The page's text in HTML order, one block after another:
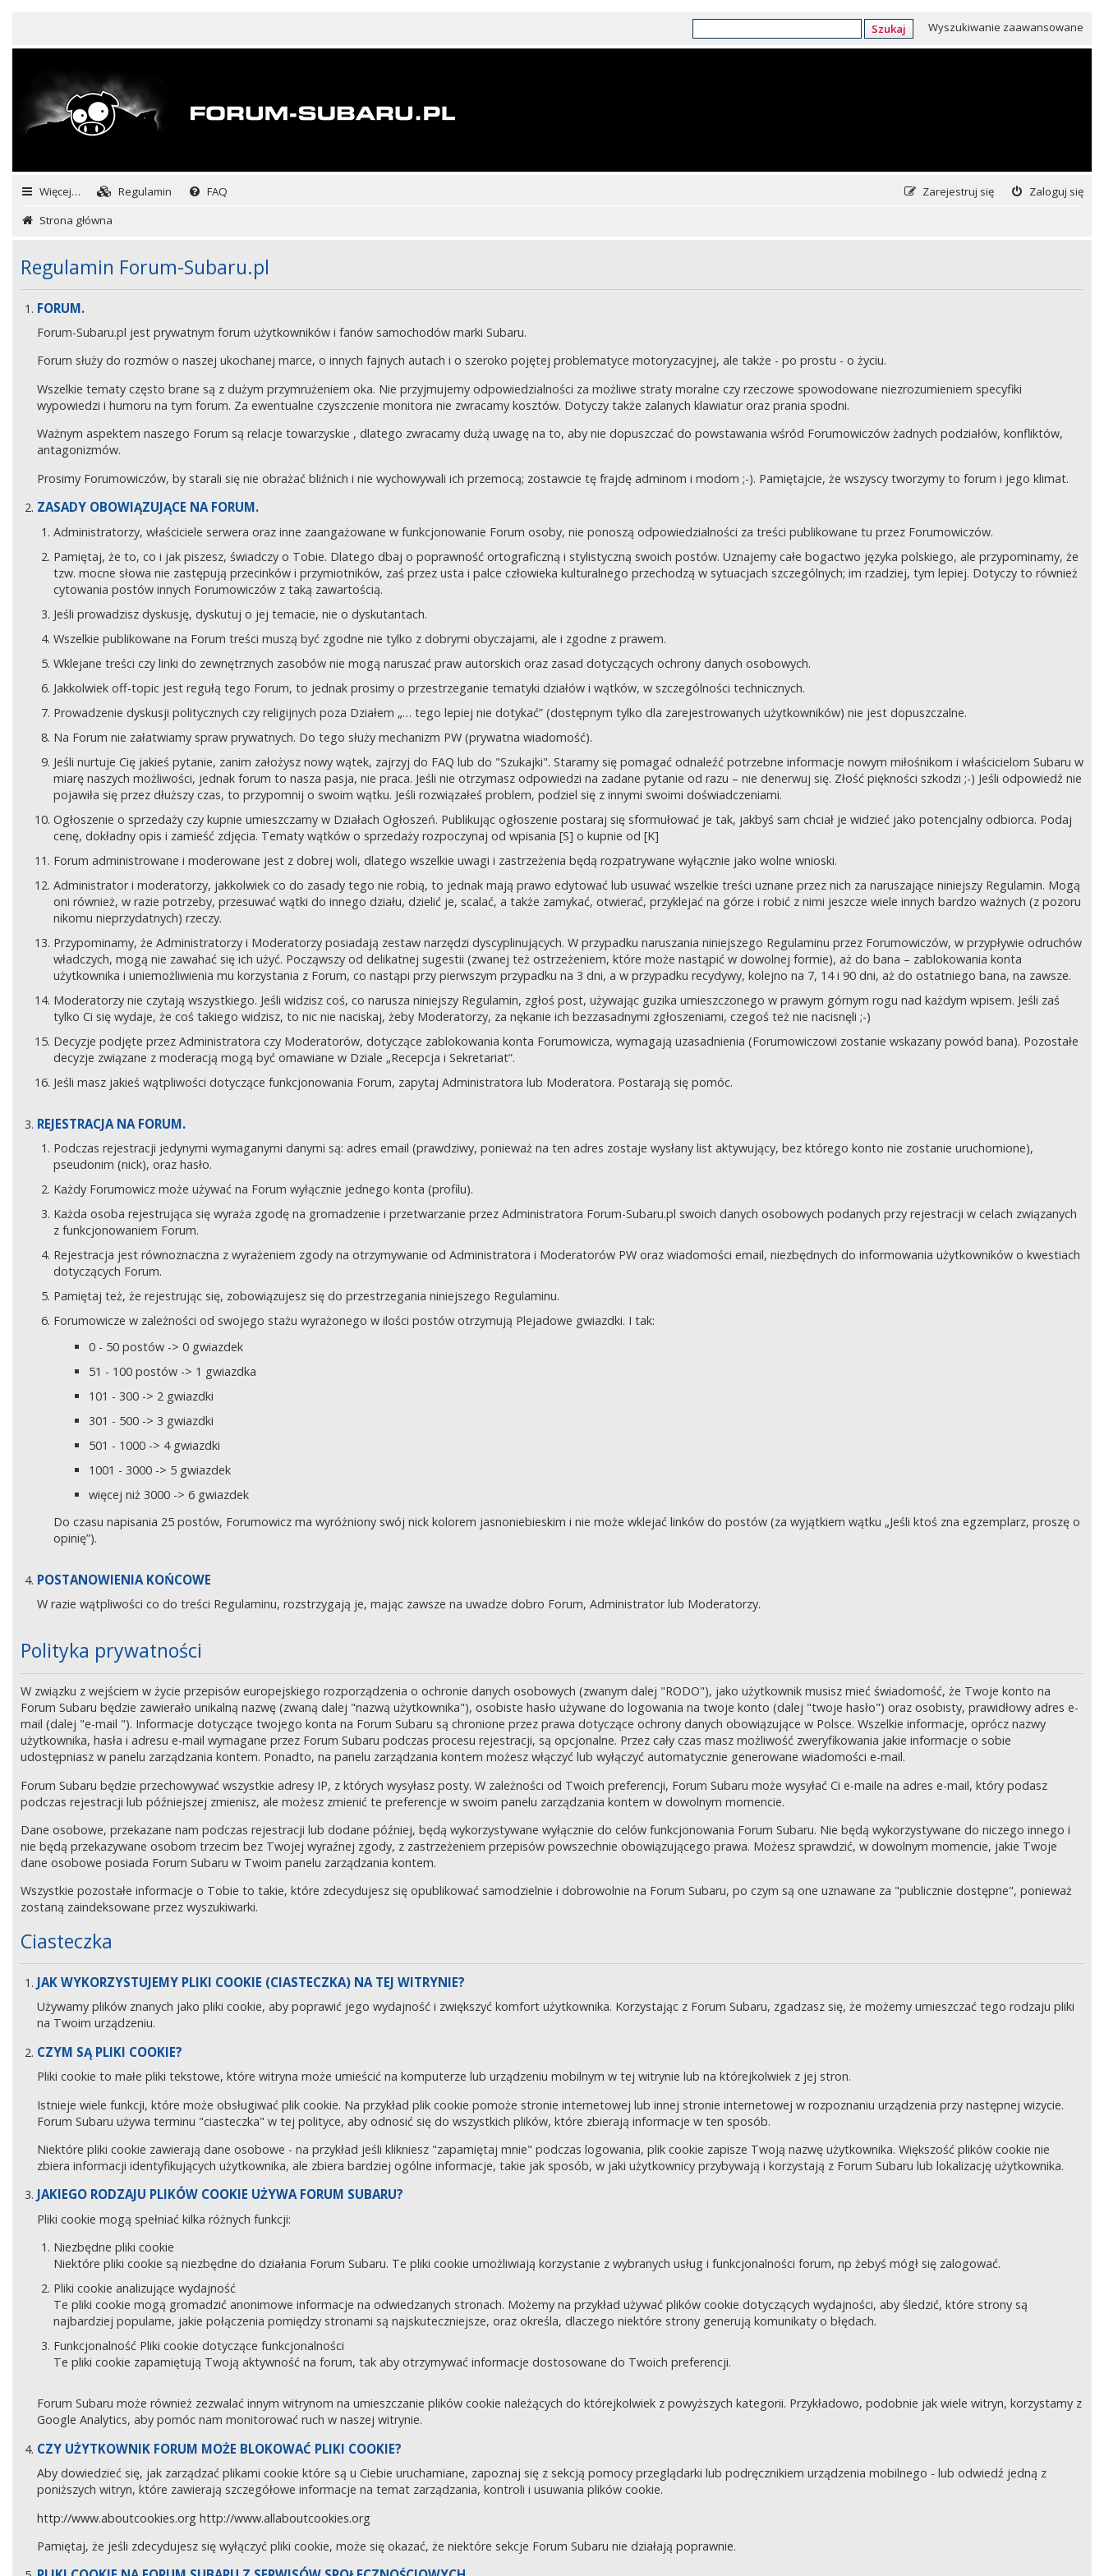
Szukaj Wyszukiwanie zaawansowane
Więcej… Regulamin FAQ Zaloguj się
Zarejestruj się
Strona główna
Regulamin Forum-Subaru.pl
FORUM.
Forum-Subaru.pl jest prywatnym forum użytkowników i fanów samochodów marki Subaru.
Forum służy do rozmów o naszej ukochanej marce, o innych fajnych autach i o szeroko pojętej problematyce motoryzacyjnej, ale także - po prostu - o życiu.
Wszelkie tematy często brane są z dużym przymrużeniem oka. Nie przyjmujemy odpowiedzialności za możliwe straty moralne czy rzeczowe spowodowane niezrozumieniem specyfiki
wypowiedzi i humoru na tym forum. Za ewentualne czyszczenie monitora nie zwracamy kosztów. Dotyczy także zalanych klawiatur oraz prania spodni.
Ważnym aspektem naszego Forum są relacje towarzyskie , dlatego zwracamy dużą uwagę na to, aby nie dopuszczać do powstawania wśród Forumowiczów żadnych podziałów, konfliktów,
antagonizmów.
Prosimy Forumowiczów, by starali się nie obrażać bliźnich i nie wychowywali ich przemocą; zostawcie tę frajdę adminom i modom ;-). Pamiętajcie, że wszyscy tworzymy to forum i jego klimat.
ZASADY OBOWIĄZUJĄCE NA FORUM.
Administratorzy, właściciele serwera oraz inne zaangażowane w funkcjonowanie Forum osoby, nie ponoszą odpowiedzialności za treści publikowane tu przez Forumowiczów.
Pamiętaj, że to, co i jak piszesz, świadczy o Tobie. Dlatego dbaj o poprawność ortograficzną i stylistyczną swoich postów. Uznajemy całe bogactwo języka polskiego, ale przypominamy, że
tzw. mocne słowa nie zastępują przecinków i przymiotników, zaś przez usta i palce człowieka kulturalnego przechodzą w sytuacjach szczególnych; im rzadziej, tym lepiej. Dotyczy to również
cytowania postów innych Forumowiczów z taką zawartością.
Jeśli prowadzisz dyskusję, dyskutuj o jej temacie, nie o dyskutantach.
Wszelkie publikowane na Forum treści muszą być zgodne nie tylko z dobrymi obyczajami, ale i zgodne z prawem.
Wklejane treści czy linki do zewnętrznych zasobów nie mogą naruszać praw autorskich oraz zasad dotyczących ochrony danych osobowych.
Jakkolwiek off-topic jest regułą tego Forum, to jednak prosimy o przestrzeganie tematyki działów i wątków, w szczególności technicznych.
Prowadzenie dyskusji politycznych czy religijnych poza Działem „… tego lepiej nie dotykać” (dostępnym tylko dla zarejestrowanych użytkowników) nie jest dopuszczalne.
Na Forum nie załatwiamy spraw prywatnych. Do tego służy mechanizm PW (prywatna wiadomość).
Jeśli nurtuje Cię jakieś pytanie, zanim założysz nowy wątek, zajrzyj do FAQ lub do "Szukajki". Staramy się pomagać odnaleźć potrzebne informacje nowym miłośnikom i właścicielom Subaru w
miarę naszych możliwości, jednak forum to nasza pasja, nie praca. Jeśli nie otrzymasz odpowiedzi na zadane pytanie od razu – nie denerwuj się. Złość piękności szkodzi ;-) Jeśli odpowiedź nie
pojawiła się przez dłuższy czas, to przypomnij o swoim wątku. Jeśli rozwiązałeś problem, podziel się z innymi swoimi doświadczeniami.
Ogłoszenie o sprzedaży czy kupnie umieszczamy w Działach Ogłoszeń. Publikując ogłoszenie postaraj się sformułować je tak, jakbyś sam chciał je widzieć jako potencjalny odbiorca. Podaj
cenę, dokładny opis i zamieść zdjęcia. Tematy wątków o sprzedaży rozpoczynaj od wpisania [S] o kupnie od [K]
Forum administrowane i moderowane jest z dobrej woli, dlatego wszelkie uwagi i zastrzeżenia będą rozpatrywane wyłącznie jako wolne wnioski.
Administrator i moderatorzy, jakkolwiek co do zasady tego nie robią, to jednak mają prawo edytować lub usuwać wszelkie treści uznane przez nich za naruszające niniejszy Regulamin. Mogą
oni również, w razie potrzeby, przesuwać wątki do innego działu, dzielić je, scalać, a także zamykać, otwierać, przyklejać na górze i robić z nimi jeszcze wiele innych bardzo ważnych (z pozoru
nikomu nieprzydatnych) rzeczy.
Przypominamy, że Administratorzy i Moderatorzy posiadają zestaw narzędzi dyscyplinujących. W przypadku naruszania niniejszego Regulaminu przez Forumowiczów, w przypływie odruchów
władczych, mogą nie zawahać się ich użyć. Począwszy od delikatnej sugestii (zwanej też ostrzeżeniem, które może nastąpić w dowolnej formie), aż do bana – zablokowania konta
użytkownika i uniemożliwienia mu korzystania z Forum, co nastąpi przy pierwszym przypadku na 3 dni, a w przypadku recydywy, kolejno na 7, 14 i 90 dni, aż do ostatniego bana, na zawsze.
Moderatorzy nie czytają wszystkiego. Jeśli widzisz coś, co narusza niniejszy Regulamin, zgłoś post, używając guzika umieszczonego w prawym górnym rogu nad każdym wpisem. Jeśli zaś
tylko Ci się wydaje, że coś takiego widzisz, to nic nie naciskaj, żeby Moderatorzy, za nękanie ich bezzasadnymi zgłoszeniami, czegoś też nie nacisnęli ;-)
Decyzje podjęte przez Administratora czy Moderatorów, dotyczące zablokowania konta Forumowicza, wymagają uzasadnienia (Forumowiczowi zostanie wskazany powód bana). Pozostałe
decyzje związane z moderacją mogą być omawiane w Dziale „Recepcja i Sekretariat”.
Jeśli masz jakieś wątpliwości dotyczące funkcjonowania Forum, zapytaj Administratora lub Moderatora. Postarają się pomóc.
REJESTRACJA NA FORUM.
Podczas rejestracji jedynymi wymaganymi danymi są: adres email (prawdziwy, ponieważ na ten adres zostaje wysłany list aktywujący, bez którego konto nie zostanie uruchomione),
pseudonim (nick), oraz hasło.
Każdy Forumowicz może używać na Forum wyłącznie jednego konta (profilu).
Każda osoba rejestrująca się wyraża zgodę na gromadzenie i przetwarzanie przez Administratora Forum-Subaru.pl swoich danych osobowych podanych przy rejestracji w celach związanych
z funkcjonowaniem Forum.
Rejestracja jest równoznaczna z wyrażeniem zgody na otrzymywanie od Administratora i Moderatorów PW oraz wiadomości email, niezbędnych do informowania użytkowników o kwestiach
dotyczących Forum.
Pamiętaj też, że rejestrując się, zobowiązujesz się do przestrzegania niniejszego Regulaminu.
Forumowicze w zależności od swojego stażu wyrażonego w ilości postów otrzymują Plejadowe gwiazdki. I tak:
0 - 50 postów -> 0 gwiazdek
51 - 100 postów -> 1 gwiazdka
101 - 300 -> 2 gwiazdki
301 - 500 -> 3 gwiazdki
501 - 1000 -> 4 gwiazdki
1001 - 3000 -> 5 gwiazdek
więcej niż 3000 -> 6 gwiazdek
Do czasu napisania 25 postów, Forumowicz ma wyróżniony swój nick kolorem jasnoniebieskim i nie może wklejać linków do postów (za wyjątkiem wątku „Jeśli ktoś zna egzemplarz, proszę o
opinię”).
POSTANOWIENIA KOŃCOWE
W razie wątpliwości co do treści Regulaminu, rozstrzygają je, mając zawsze na uwadze dobro Forum, Administrator lub Moderatorzy.
Polityka prywatności
W związku z wejściem w życie przepisów europejskiego rozporządzenia o ochronie danych osobowych (zwanym dalej "RODO"), jako użytkownik musisz mieć świadomość, że Twoje konto na
Forum Subaru będzie zawierało unikalną nazwę (zwaną dalej "nazwą użytkownika"), osobiste hasło używane do logowania na twoje konto (dalej "twoje hasło") oraz osobisty, prawidłowy adres e-
mail (dalej "e-mail "). Informacje dotyczące twojego konta na Forum Subaru są chronione przez prawa dotyczące ochrony danych obowiązujące w Polsce. Wszelkie informacje, oprócz nazwy
użytkownika, hasła i adresu e-mail wymagane przez Forum Subaru podczas procesu rejestracji, są opcjonalne. Przez cały czas masz możliwość zweryfikowania jakie informacje o sobie
udostępniasz w panelu zarządzania kontem. Ponadto, na panelu zarządzania kontem możesz włączyć lub wyłączyć automatycznie generowane wiadomości e-mail.
Forum Subaru będzie przechowywać wszystkie adresy IP, z których wysyłasz posty. W zależności od Twoich preferencji, Forum Subaru może wysyłać Ci e-maile na adres e-mail, który podasz
podczas rejestracji lub późniejszej zmienisz, ale możesz zmienić te preferencje w swoim panelu zarządzania kontem w dowolnym momencie.
Dane osobowe, przekazane nam podczas rejestracji lub dodane później, będą wykorzystywane wyłącznie do celów funkcjonowania Forum Subaru. Nie będą wykorzystywane do niczego innego i
nie będą przekazywane osobom trzecim bez Twojej wyraźnej zgody, z zastrzeżeniem przepisów powszechnie obowiązującego prawa. Możesz sprawdzić, w dowolnym momencie, jakie Twoje
dane osobowe posiada Forum Subaru w Twoim panelu zarządzania kontem.
Wszystkie pozostałe informacje o Tobie to takie, które zdecydujesz się opublikować samodzielnie i dobrowolnie na Forum Subaru, po czym są one uznawane za "publicznie dostępne", ponieważ
zostaną zaindeksowane przez wyszukiwarki.
Ciasteczka
JAK WYKORZYSTUJEMY PLIKI COOKIE (CIASTECZKA) NA TEJ WITRYNIE?
Używamy plików znanych jako pliki cookie, aby poprawić jego wydajność i zwiększyć komfort użytkownika. Korzystając z Forum Subaru, zgadzasz się, że możemy umieszczać tego rodzaju pliki
na Twoim urządzeniu.
CZYM SĄ PLIKI COOKIE?
Pliki cookie to małe pliki tekstowe, które witryna może umieścić na komputerze lub urządzeniu mobilnym w tej witrynie lub na którejkolwiek z jej stron.
Istnieje wiele funkcji, które może obsługiwać plik cookie. Na przykład plik cookie pomoże stronie internetowej lub innej stronie internetowej w rozpoznaniu urządzenia przy następnej wizycie.
Forum Subaru używa terminu "ciasteczka" w tej polityce, aby odnosić się do wszystkich plików, które zbierają informacje w ten sposób.
Niektóre pliki cookie zawierają dane osobowe - na przykład jeśli klikniesz "zapamiętaj mnie" podczas logowania, plik cookie zapisze Twoją nazwę użytkownika. Większość plików cookie nie
zbiera informacji identyfikujących użytkownika, ale zbiera bardziej ogólne informacje, takie jak sposób, w jaki użytkownicy przybywają i korzystają z Forum Subaru lub lokalizację użytkownika.
JAKIEGO RODZAJU PLIKÓW COOKIE UŻYWA FORUM SUBARU?
Pliki cookie mogą spełniać kilka różnych funkcji:
Niezbędne pliki cookie
Niektóre pliki cookie są niezbędne do działania Forum Subaru. Te pliki cookie umożliwiają korzystanie z wybranych usług i funkcjonalności forum, np żebyś mógł się zalogować.
Pliki cookie analizujące wydajność
Te pliki cookie mogą gromadzić anonimowe informacje na odwiedzanych stronach. Możemy na przykład używać plików cookie dotyczących wydajności, aby śledzić, które strony są
najbardziej popularne, jakie połączenia pomiędzy stronami są najskuteczniejsze, oraz określa, dlaczego niektóre strony generują komunikaty o błędach.
Funkcjonalność Pliki cookie dotyczące funkcjonalności
Te pliki cookie zapamiętują Twoją aktywność na forum, tak aby otrzymywać informacje dostosowane do Twoich preferencji.
Forum Subaru może również zezwalać innym witrynom na umieszczanie plików cookie należących do którejkolwiek z powyższych kategorii. Przykładowo, podobnie jak wiele witryn, korzystamy z
Google Analytics, aby pomóc nam monitorować ruch w naszej witrynie.
CZY UŻYTKOWNIK FORUM MOŻE BLOKOWAĆ PLIKI COOKIE?
Aby dowiedzieć się, jak zarządzać plikami cookie które są u Ciebie uruchamiane, zapoznaj się z sekcją pomocy przeglądarki lub podręcznikiem urządzenia mobilnego - lub odwiedź jedną z
poniższych witryn, które zawierają szczegółowe informacje na temat zarządzania, kontroli i usuwania plików cookie.
http://www.aboutcookies.org http://www.allaboutcookies.org
Pamiętaj, że jeśli zdecydujesz się wyłączyć pliki cookie, może się okazać, że niektóre sekcje Forum Subaru nie działają poprawnie.